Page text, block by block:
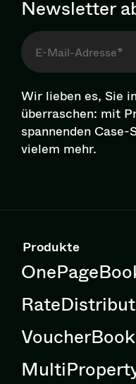
Newsletter
Wir lieben es, Sie
überraschen: mit
spannenden
vielem mehr.
Produkte